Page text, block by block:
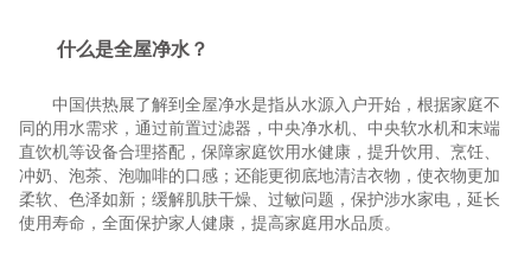
什么是全屋净水？
中国供热展了解到全屋净水是指从水源入户开始，根据家庭不
同的用水需求，通过前置过滤器，中央净水机、中央软水机和末端
直饮机等设备合理搭配，保障家庭饮用水健康，提升饮用、烹饪、
冲奶、泡茶、泡咖啡的口感；还能更彻底地清洁衣物，使衣物更加
柔软、色泽如新；缓解肌肤干燥、过敏问题，保护涉水家电，延长
使用寿命，全面保护家人健康，提高家庭用水品质。